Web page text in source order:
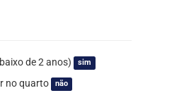
de 2 anos) sim
no quarto não